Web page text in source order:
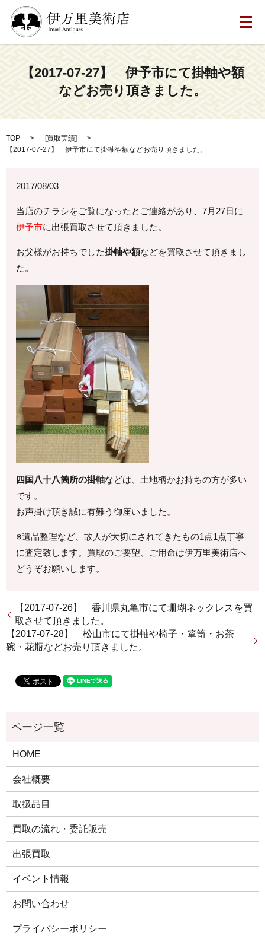
メ
【2017-07-27】 伊予市にて掛軸や額
などお売り頂きました。
TOP [買取実績]
【2017-07-27】 伊予市にて掛軸や額などお売り頂きました。
2017/08/03
当店のチラシをご覧になったとご連絡があり、7月27日に
伊予市に出張買取させて頂きました。
お父様がお持ちでした掛軸や額などを買取させて頂きまし
た。
四国八十八箇所の掛軸などは、土地柄かお持ちの方が多い
です。
お声掛け頂き誠に有難う御座いました。
※遺品整理など、故人が大切にされてきたもの1点1点丁寧
に査定致します。買取のご要望、ご用命は伊万里美術店へ
どうぞお願いします。
【2017-07-26】 香川県丸亀市にて珊瑚ネックレスを買
取させて頂きました。
【2017-07-28】 松山市にて掛軸や椅子・箪笥・お茶
碗・花瓶などお売り頂きました。
HOME
会社概要
取扱品目
買取の流れ・委託販売
出張買取
イベント情報
お問い合わせ
プライバシーポリシー